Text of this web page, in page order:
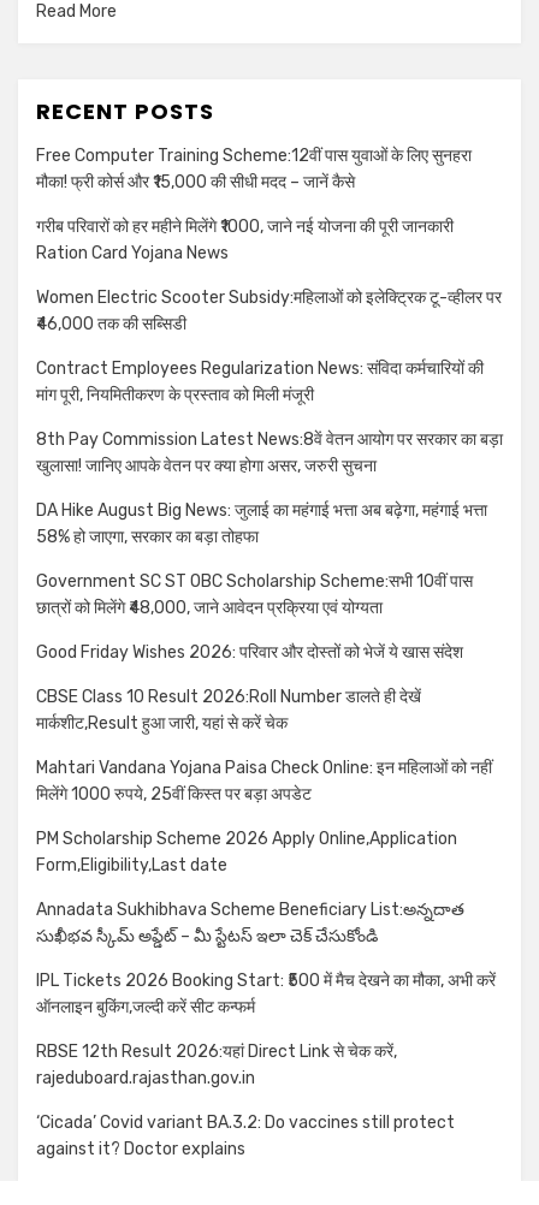
Read More
RECENT POSTS
Free Computer Training Scheme:12वीं पास युवाओं के लिए सुनहरा
मौका! फ्री कोर्स और ₹15,000 की सीधी मदद – जानें कैसे
गरीब परिवारों को हर महीने मिलेंगे ₹1000, जाने नई योजना की पूरी जानकारी
Ration Card Yojana News
Women Electric Scooter Subsidy:महिलाओं को इलेक्ट्रिक टू-व्हीलर पर
₹46,000 तक की सब्सिडी
Contract Employees Regularization News: संविदा कर्मचारियों की
मांग पूरी, नियमितीकरण के प्रस्ताव को मिली मंजूरी
8th Pay Commission Latest News:8वें वेतन आयोग पर सरकार का बड़ा
खुलासा! जानिए आपके वेतन पर क्या होगा असर, जरुरी सुचना
DA Hike August Big News: जुलाई का महंगाई भत्ता अब बढ़ेगा, महंगाई भत्ता
58% हो जाएगा, सरकार का बड़ा तोहफा
Government SC ST OBC Scholarship Scheme:सभी 10वीं पास
छात्रों को मिलेंगे ₹48,000, जाने आवेदन प्रक्रिया एवं योग्यता
Good Friday Wishes 2026: परिवार और दोस्तों को भेजें ये खास संदेश
CBSE Class 10 Result 2026:Roll Number डालते ही देखें
मार्कशीट,Result हुआ जारी, यहां से करें चेक
Mahtari Vandana Yojana Paisa Check Online: इन महिलाओं को नहीं
मिलेंगे 1000 रुपये, 25वीं किस्त पर बड़ा अपडेट
PM Scholarship Scheme 2026 Apply Online,Application
Form,Eligibility,Last date
Annadata Sukhibhava Scheme Beneficiary List:అన్నదాత
సుఖీభవ స్కీమ్ అప్డేట్ – మీ స్టేటస్ ఇలా చెక్ చేసుకోండి
IPL Tickets 2026 Booking Start: ₹500 में मैच देखने का मौका, अभी करें
ऑनलाइन बुकिंग,जल्दी करें सीट कन्फर्म
RBSE 12th Result 2026:यहां Direct Link से चेक करें,
rajeduboard.rajasthan.gov.in
‘Cicada’ Covid variant BA.3.2: Do vaccines still protect
against it? Doctor explains